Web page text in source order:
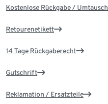
Kostenlose Rückgabe / Umtausch
Retourenetikett
14 Tage Rückgaberecht
Gutschrift
Reklamation / Ersatzteile